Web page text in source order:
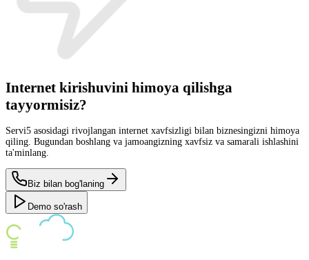
Internet kirishuvini himoya qilishga
tayyormisiz?
Servi5 asosidagi rivojlangan internet xavfsizligi bilan biznesingizni himoya
qiling. Bugundan boshlang va jamoangizning xavfsiz va samarali ishlashini
ta'minlang.
Biz bilan bog'laning
Demo so'rash